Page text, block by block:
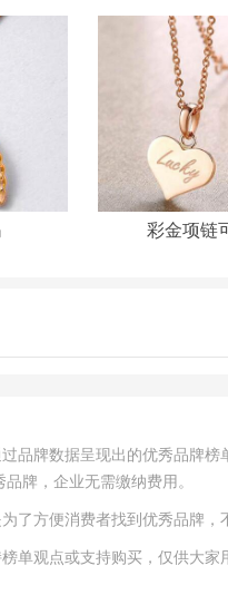
彩金项链
品牌数据呈现出的优秀品牌
牌，企业无需缴纳费用。
了方便消费者找到优秀品牌
单观点或支持购买，仅供大家